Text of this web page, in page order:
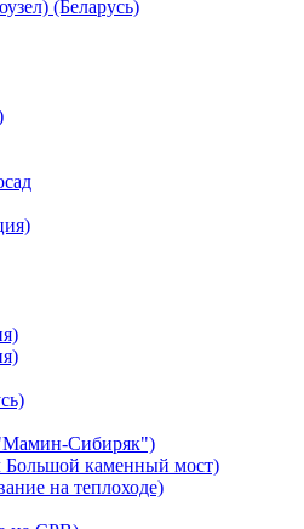
(Беларусь)
Сибиряк")
Большой каменный мост)
на теплоходе)